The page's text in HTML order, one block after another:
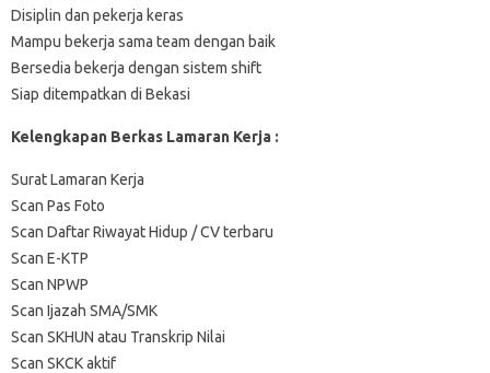
Disiplin dan pekerja keras
Mampu bekerja sama team dengan baik
Bersedia bekerja dengan sistem shift
Siap ditempatkan di Bekasi
Kelengkapan Berkas Lamaran Kerja :
Surat Lamaran Kerja
Scan Pas Foto
Scan Daftar Riwayat Hidup / CV terbaru
Scan E-KTP
Scan NPWP
Scan Ijazah SMA/SMK
Scan SKHUN atau Transkrip Nilai
Scan SKCK aktif